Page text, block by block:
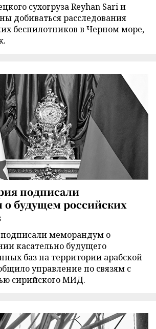
сухогруза Reyhan Sari и
добиваться расследования
беспилотников в Черном море,
подписали
будущем российских
подписали меморандум о
касательно будущего
баз на территории арабской
управление по связям с
сирийского МИД.